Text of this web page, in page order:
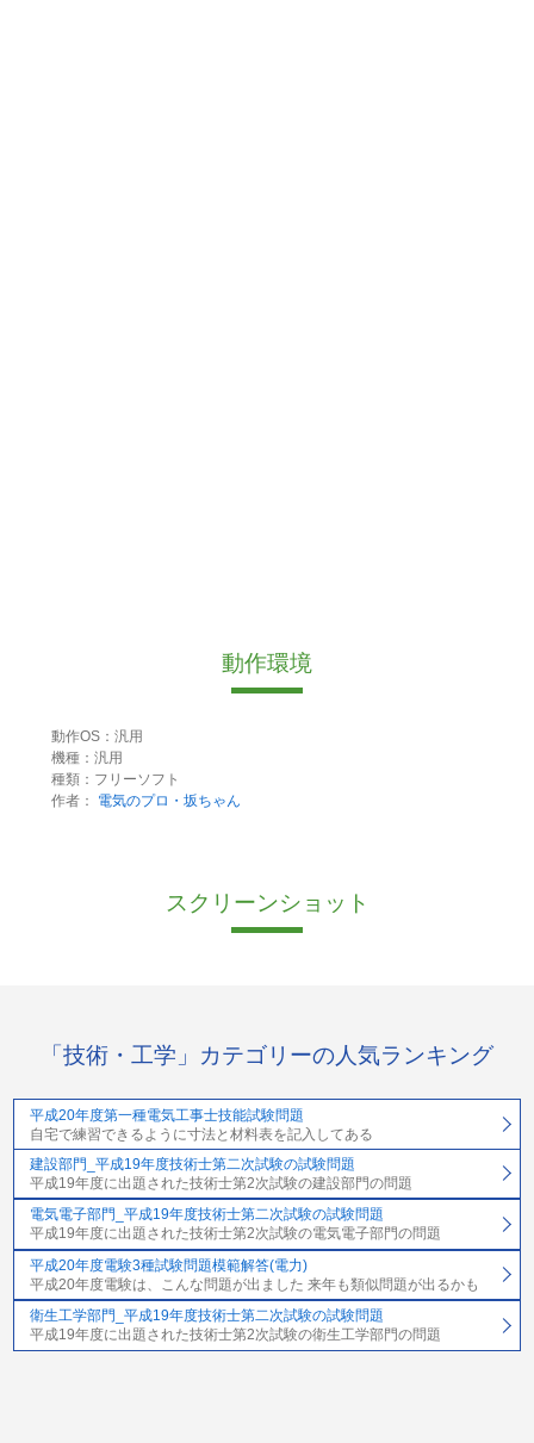
動作環境
動作OS：汎用
機種：汎用
種類：フリーソフト
作者：
電気のプロ・坂ちゃん
スクリーンショット
「技術・工学」カテゴリーの人気ランキング
平成20年度第一種電気工事士技能試験問題
自宅で練習できるように寸法と材料表を記入してある
建設部門_平成19年度技術士第二次試験の試験問題
平成19年度に出題された技術士第2次試験の建設部門の問題
電気電子部門_平成19年度技術士第二次試験の試験問題
平成19年度に出題された技術士第2次試験の電気電子部門の問題
平成20年度電験3種試験問題模範解答(電力)
平成20年度電験は、こんな問題が出ました 来年も類似問題が出るかも
衛生工学部門_平成19年度技術士第二次試験の試験問題
平成19年度に出題された技術士第2次試験の衛生工学部門の問題